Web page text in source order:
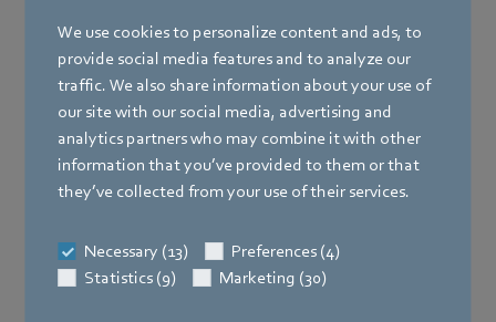
We use cookies to personalize content and ads, to
provide social media features and to analyze our
traffic. We also share information about your use of
our site with our social media, advertising and
analytics partners who may combine it with other
information that you’ve provided to them or that
they’ve collected from your use of their services.
Necessary (13)
Preferences (4)
Statistics (9)
Marketing (30)
TOMs
Hier können Sie die technischen und
organisatorischen Maßnahmen zur Sicherstellung
des Datenschutzes herunterladen
Jetzt downloaden